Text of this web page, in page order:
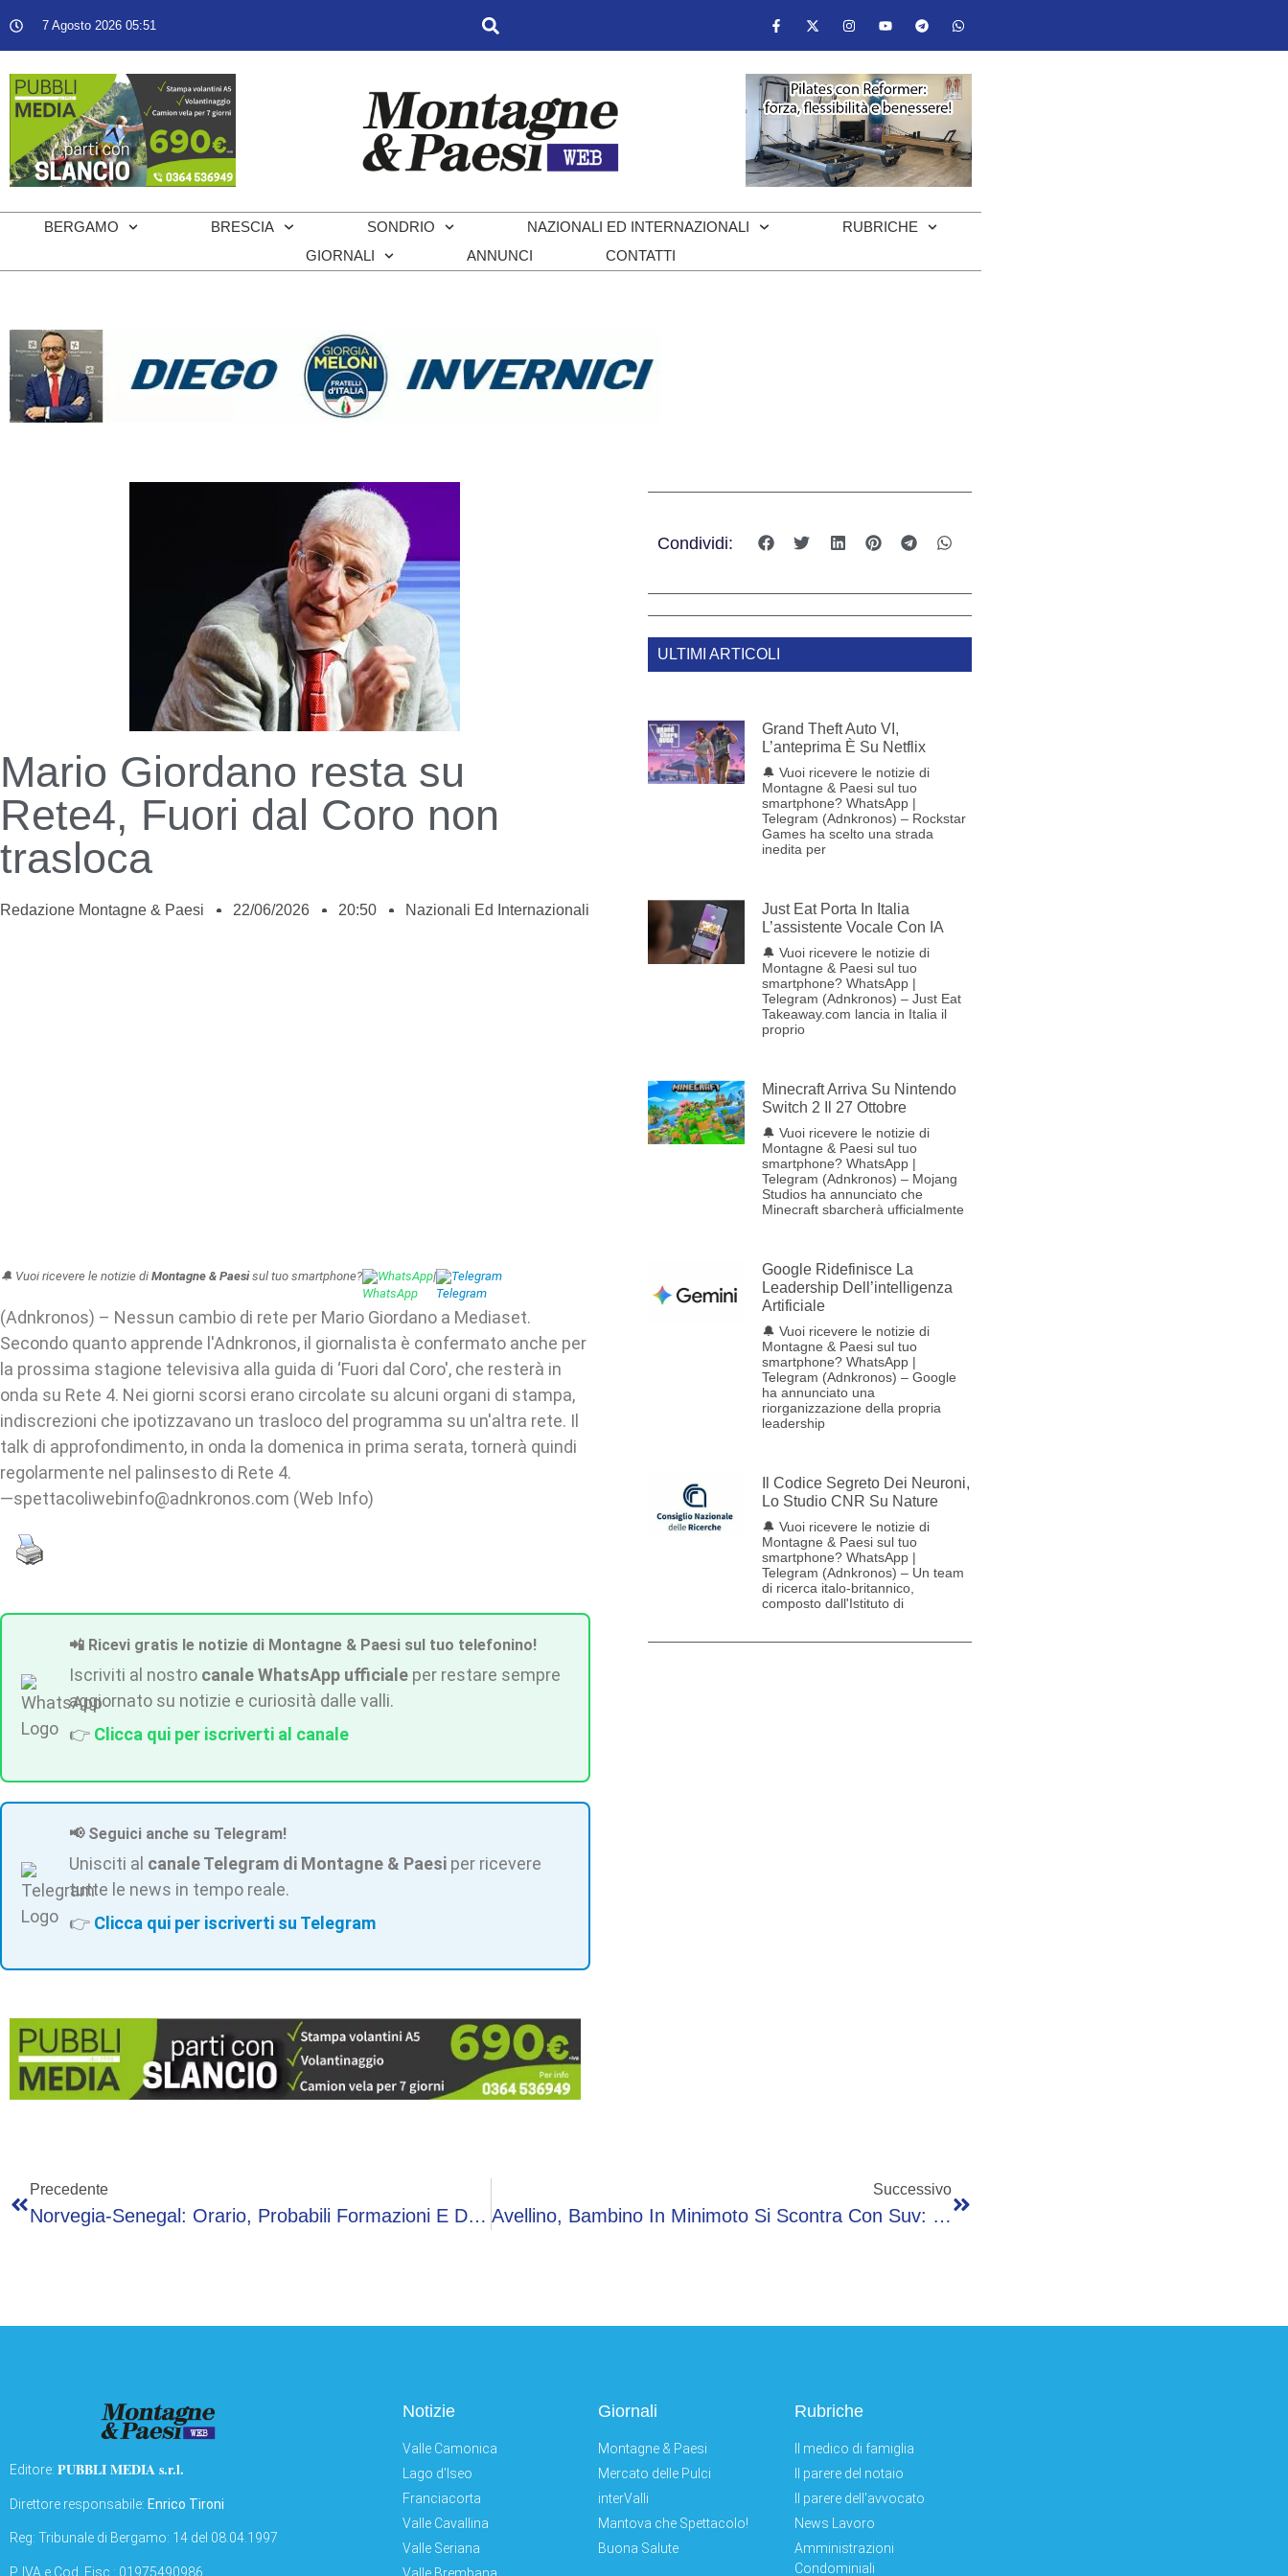
7 Agosto 2026 05:51
BERGAMO BRESCIA SONDRIO NAZIONALI ED INTERNAZIONALI
RUBRICHE
GIORNALI
ANNUNCI CONTATTI
Mario Giordano resta su
Rete4, Fuori dal Coro non
trasloca
Redazione Montagne & Paesi 22/06/2026 20:50 Nazionali Ed Internazionali
🔔 Vuoi ricevere le notizie di Montagne & Paesisul tuo smartphone? WhatsApp| Telegram
(Adnkronos) – Nessun cambio di rete per Mario Giordano a Mediaset.
Secondo quanto apprende l'Adnkronos, il giornalista è confermato anche per
la prossima stagione televisiva alla guida di ‘Fuori dal Coro', che resterà in
onda su Rete 4. Nei giorni scorsi erano circolate su alcuni organi di stampa,
indiscrezioni che ipotizzavano un trasloco del programma su un'altra rete. Il
talk di approfondimento, in onda la domenica in prima serata, tornerà quindi
regolarmente nel palinsesto di Rete 4.
—spettacoliwebinfo@adnkronos.com (Web Info)
📲 Ricevi gratis le notizie di Montagne & Paesi sul tuo telefonino!
Iscriviti al nostro canale WhatsApp ufficiale per restare sempre
aggiornato su notizie e curiosità dalle valli.
👉 Clicca qui per iscriverti al canale
📢 Seguici anche su Telegram!
Unisciti al canale Telegram di Montagne & Paesi per ricevere
tutte le news in tempo reale.
👉 Clicca qui per iscriverti su Telegram
Condividi:
ULTIMI ARTICOLI
Grand Theft Auto VI,
L’anteprima È Su Netflix
🔔 Vuoi ricevere le notizie di
Montagne & Paesi sul tuo
smartphone? WhatsApp |
Telegram (Adnkronos) – Rockstar
Games ha scelto una strada
inedita per
Just Eat Porta In Italia
L’assistente Vocale Con IA
🔔 Vuoi ricevere le notizie di
Montagne & Paesi sul tuo
smartphone? WhatsApp |
Telegram (Adnkronos) – Just Eat
Takeaway.com lancia in Italia il
proprio
Minecraft Arriva Su Nintendo
Switch 2 Il 27 Ottobre
🔔 Vuoi ricevere le notizie di
Montagne & Paesi sul tuo
smartphone? WhatsApp |
Telegram (Adnkronos) – Mojang
Studios ha annunciato che
Minecraft sbarcherà ufficialmente
Google Ridefinisce La
Leadership Dell’intelligenza
Artificiale
🔔 Vuoi ricevere le notizie di
Montagne & Paesi sul tuo
smartphone? WhatsApp |
Telegram (Adnkronos) – Google
ha annunciato una
riorganizzazione della propria
leadership
Il Codice Segreto Dei Neuroni,
Lo Studio CNR Su Nature
🔔 Vuoi ricevere le notizie di
Montagne & Paesi sul tuo
smartphone? WhatsApp |
Telegram (Adnkronos) – Un team
di ricerca italo-britannico,
composto dall'Istituto di
Precedente
Norvegia-Senegal: Orario, Probabili Formazioni E Dove Vederla In Tv
Successivo
Avellino, Bambino In Minimoto Si Scontra Con Suv: Morto A 10 Anni
Editore: PUBBLI MEDIA s.r.l.
Direttore responsabile: Enrico Tironi
Reg: Tribunale di Bergamo: 14 del 08.04.1997
P. IVA e Cod. Fisc.: 01975490986
Notizie
Valle Camonica
Lago d'Iseo
Franciacorta
Valle Cavallina
Valle Seriana
Giornali
Montagne & Paesi
Mercato delle Pulci
interValli
Mantova che Spettacolo!
Buona Salute
Rubriche
Il medico di famiglia
Il parere del notaio
Il parere dell'avvocato
News Lavoro
Amministrazioni
Condominiali